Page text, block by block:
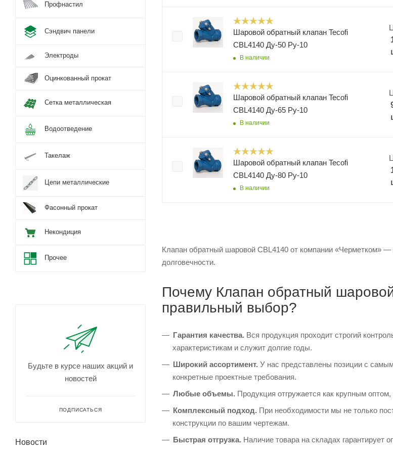
Шаровой обратный клапан Tecofi
CBL4140 Ду-50 Ру-10
В наличии
Шаровой обратный клапан Tecofi
CBL4140 Ду-65 Ру-10
В наличии
Шаровой обратный клапан Tecofi
CBL4140 Ду-80 Ру-10
В наличии
Клапан обратный шаровой CBL4140 от компании «Черметком» —
долговечности.
Почему Клапан обратный
правильный выбор?
Гарантия качества. Вся продукция проходит строгий
характеристикам и служит долгие годы.
Широкий ассортимент. У нас представлены позиции с
конкретные проектные требования.
Любые объемы. Продукция отгружается как крупным
Комплексный подход. При необходимости мы не только
конструкции по вашим чертежам.
Быстрая отгрузка. Наличие товара на складах гарантирует
Профнастил
Сэндвич панели
Электроды
Оцинкованный прокат
Сетка металлическая
Водоотведение
Такелаж
Цепи металлические
Фасонный прокат
Некондиция
Прочее
Будьте в курсе наших акций и
новостей
ПОДПИСАТЬСЯ
Новости